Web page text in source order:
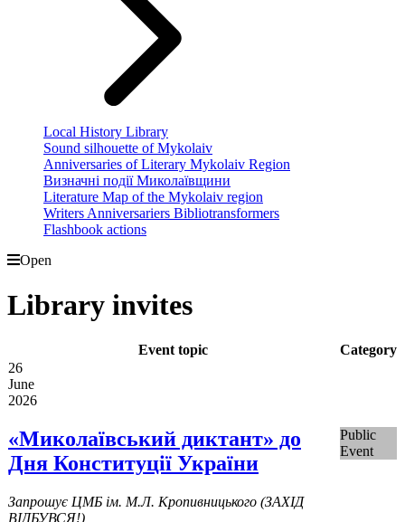
Local History Library
Sound silhouette of Mykolaiv
Anniversaries of Literary Mykolaiv Region
Визначні події Миколаївщини
Literature Map of the Mykolaiv region
Writers Anniversariers Bibliotransformers
Flashbook actions
Open
Library invites
Event topic
Category
26
June
2026
«Миколаївський диктант» до
Дня Конституції України
Запрошує ЦМБ ім. М.Л. Кропивницького (ЗАХІД
ВІДБУВСЯ!)
Public
Event